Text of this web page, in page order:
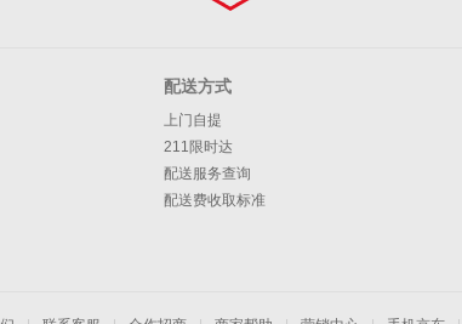
配送方式
上门自提
211限时达
配送服务查询
配送费收取标准